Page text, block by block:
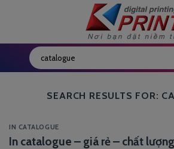
SEARCH RESULTS FOR:
IN CATALOGUE
In catalogue – giá rẻ – chất